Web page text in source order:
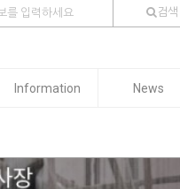
검색
Information News